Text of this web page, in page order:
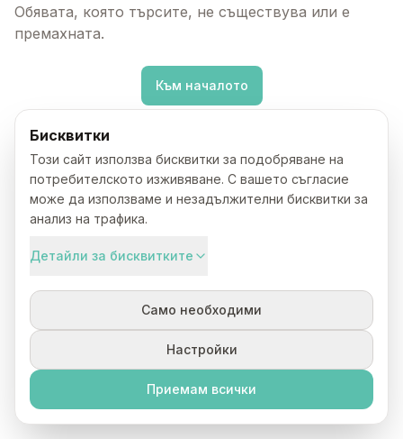
Обявата, която търсите, не съществува или е
премахната.
Към началото
Бисквитки
Този сайт използва бисквитки за подобряване на
потребителското изживяване. С вашето съгласие
може да използваме и незадължителни бисквитки за
анализ на трафика.
Детайли за бисквитките
Само необходими
Настройки
Приемам всички